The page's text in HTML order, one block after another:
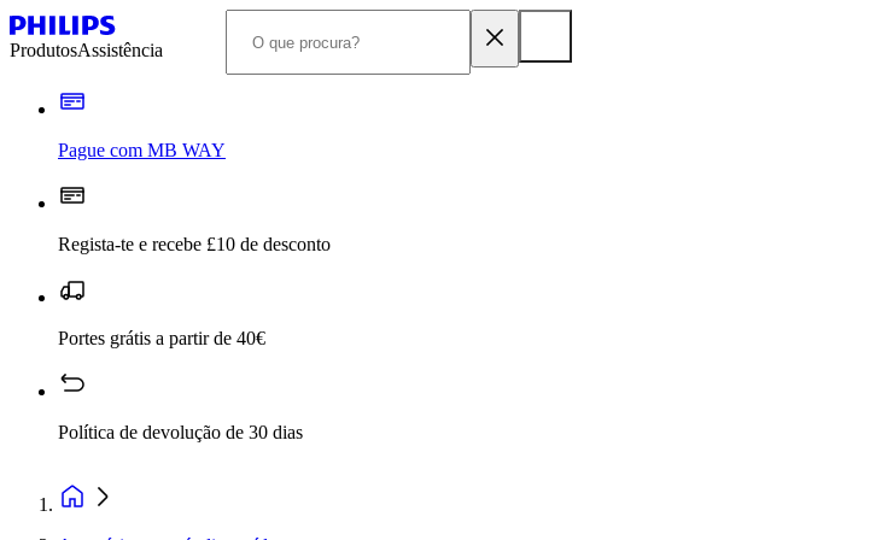
ProdutosAssistência
Pague com MB WAY
Regista-te e recebe £10 de desconto
Portes grátis a partir de 40€
Política de devolução de 30 dias